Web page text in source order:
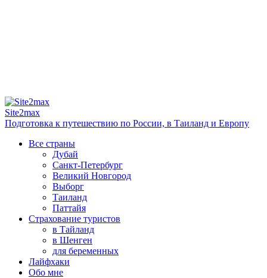
Site2max
Подготовка к путешествию по России, в Таиланд и Европу
Все страны
Дубай
Санкт-Петербург
Великий Новгород
Выборг
Таиланд
Паттайя
Страхование туристов
в Тайланд
в Шенген
для беременных
Лайфхаки
Обо мне